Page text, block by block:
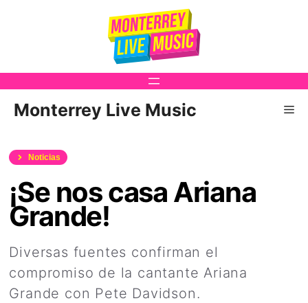
Monterrey Live Music
Noticias
¡Se nos casa Ariana
Grande!
Diversas fuentes confirman el
compromiso de la cantante Ariana
Grande con Pete Davidson.